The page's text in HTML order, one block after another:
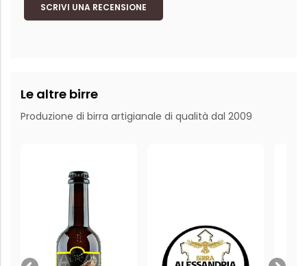
SCRIVI UNA RECENSIONE
Le altre birre
Produzione di birra artigianale di qualità dal 2009